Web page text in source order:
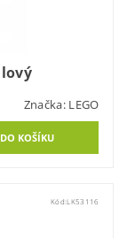
Značka: LEGO
Kód:LK53116